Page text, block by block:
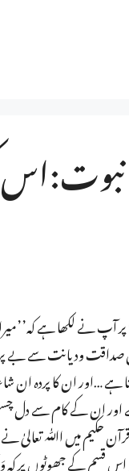
’’ترجمان القرآن‘‘جنوری،فروری۱۹۵۱ء کے
صداقت ودیانت سے
…اور ان کا پردہ ان
ہے اور ان کے کام سے
،بلکہ قرآن حکیم میں